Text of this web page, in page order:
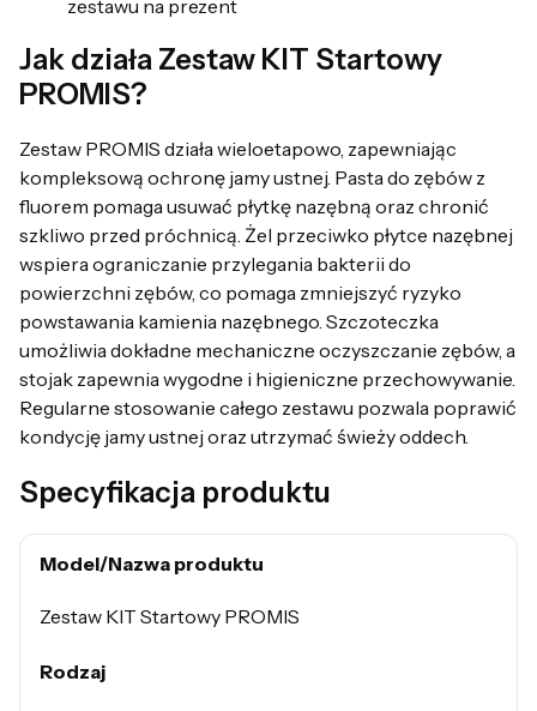
zestawu na prezent
Jak działa Zestaw KIT Startowy
PROMIS?
Zestaw PROMIS działa wieloetapowo, zapewniając
kompleksową ochronę jamy ustnej. Pasta do zębów z
fluorem pomaga usuwać płytkę nazębną oraz chronić
szkliwo przed próchnicą. Żel przeciwko płytce nazębnej
wspiera ograniczanie przylegania bakterii do
powierzchni zębów, co pomaga zmniejszyć ryzyko
powstawania kamienia nazębnego. Szczoteczka
umożliwia dokładne mechaniczne oczyszczanie zębów, a
stojak zapewnia wygodne i higieniczne przechowywanie.
Regularne stosowanie całego zestawu pozwala poprawić
kondycję jamy ustnej oraz utrzymać świeży oddech.
Specyfikacja produktu
Model/Nazwa produktu
Zestaw KIT Startowy PROMIS
Rodzaj